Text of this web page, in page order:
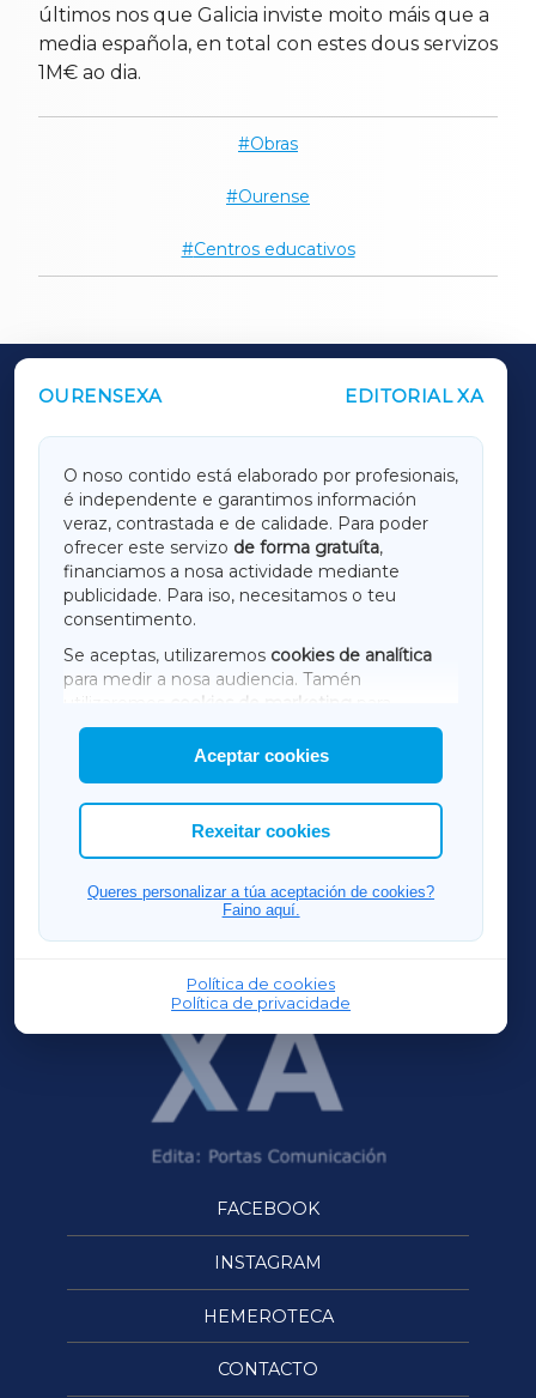
últimos nos que Galicia inviste moito máis que a
media española, en total con estes dous servizos
1M€ ao dia.
Obras
Ourense
Centros educativos
OURENSEXA EDITORIAL XA
O noso contido está elaborado por profesionais,
é independente e garantimos información
veraz, contrastada e de calidade. Para poder
ofrecer este servizo de forma gratuíta,
financiamos a nosa actividade mediante
publicidade. Para iso, necesitamos o teu
consentimento.
Se aceptas, utilizaremos cookies de analítica
para medir a nosa audiencia. Tamén
utilizaremos
cookies de marketing
mostrar publicidade de terceiros.
Así mesmo, podes personalizar a elección das
cookies que desexas permitir.
Aceptar cookies
Rexeitar cookies
Queres personalizar a túa aceptación de cookies?
Faino aquí.
Política de cookies
Política de privacidade
OUTROS PERIÓDICOS
LUGOXA
TERRACHAXA
AMARIÑAXA
RIBEIRASACRAXA
ACORUÑAXA
FERROLXA
OURENSEXA
FACEBOOK
INSTAGRAM
HEMEROTECA
CONTACTO